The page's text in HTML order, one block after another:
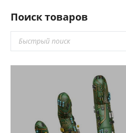
Поиск товаров
товаров